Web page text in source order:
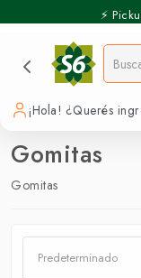
⚡️
¡Hola! ¿Querés
Gomitas
Gomitas